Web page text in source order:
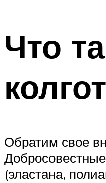
Что
Обратим свое
(эластана,